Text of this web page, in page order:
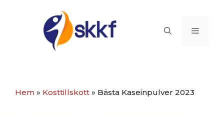
Meny
Hem » Kosttillskott » Bästa Kaseinpulver 2023